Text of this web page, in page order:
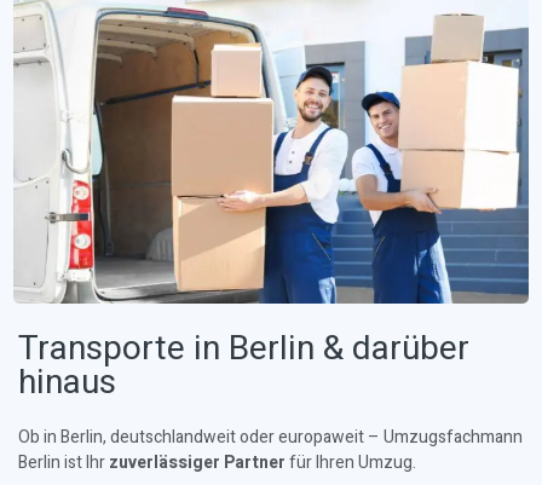
Transporte in Berlin & darüber
hinaus
Ob in Berlin, deutschlandweit oder europaweit – Umzugsfachmann
Berlin ist Ihrzuverlässiger Partnerfür Ihren Umzug.